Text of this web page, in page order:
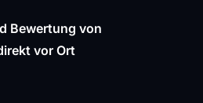
Bewertung von
vor Ort